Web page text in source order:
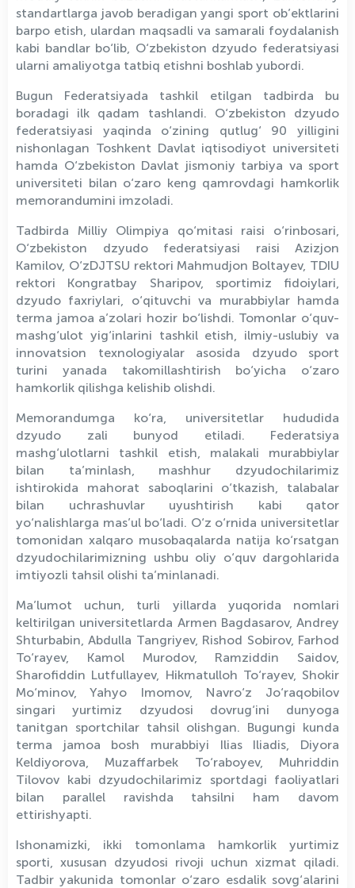
standartlarga javob beradigan yangi sport ob’ektlarini
barpo etish, ulardan maqsadli va samarali foydalanish
kabi bandlar bo‘lib, O‘zbekiston dzyudo federatsiyasi
ularni amaliyotga tatbiq etishni boshlab yubordi.
Bugun Federatsiyada tashkil etilgan tadbirda bu
boradagi ilk qadam tashlandi. O‘zbekiston dzyudo
federatsiyasi yaqinda o‘zining qutlug‘ 90 yilligini
nishonlagan Toshkent Davlat iqtisodiyot universiteti
hamda O‘zbekiston Davlat jismoniy tarbiya va sport
universiteti bilan o‘zaro keng qamrovdagi hamkorlik
memorandumini imzoladi.
Tadbirda Milliy Olimpiya qo‘mitasi raisi o‘rinbosari,
O‘zbekiston dzyudo federatsiyasi raisi Azizjon
Kamilov, O‘zDJTSU rektori Mahmudjon Boltayev, TDIU
rektori Kongratbay Sharipov, sportimiz fidoiylari,
dzyudo faxriylari, o‘qituvchi va murabbiylar hamda
terma jamoa a’zolari hozir bo‘lishdi. Tomonlar o‘quv-
mashg‘ulot yig‘inlarini tashkil etish, ilmiy-uslubiy va
innovatsion texnologiyalar asosida dzyudo sport
turini yanada takomillashtirish bo‘yicha o‘zaro
hamkorlik qilishga kelishib olishdi.
Memorandumga ko‘ra, universitetlar hududida
dzyudo zali bunyod etiladi. Federatsiya
mashg‘ulotlarni tashkil etish, malakali murabbiylar
bilan ta’minlash, mashhur dzyudochilarimiz
ishtirokida mahorat saboqlarini o‘tkazish, talabalar
bilan uchrashuvlar uyushtirish kabi qator
yo‘nalishlarga mas’ul bo‘ladi. O‘z o‘rnida universitetlar
tomonidan xalqaro musobaqalarda natija ko‘rsatgan
dzyudochilarimizning ushbu oliy o‘quv dargohlarida
imtiyozli tahsil olishi ta’minlanadi.
Ma’lumot uchun, turli yillarda yuqorida nomlari
keltirilgan universitetlarda Armen Bagdasarov, Andrey
Shturbabin, Abdulla Tangriyev, Rishod Sobirov, Farhod
To‘rayev, Kamol Murodov, Ramziddin Saidov,
Sharofiddin Lutfullayev, Hikmatulloh To‘rayev, Shokir
Mo‘minov, Yahyo Imomov, Navro‘z Jo‘raqobilov
singari yurtimiz dzyudosi dovrug‘ini dunyoga
tanitgan sportchilar tahsil olishgan. Bugungi kunda
terma jamoa bosh murabbiyi Ilias Iliadis, Diyora
Keldiyorova, Muzaffarbek To‘raboyev, Muhriddin
Tilovov kabi dzyudochilarimiz sportdagi faoliyatlari
bilan parallel ravishda tahsilni ham davom
ettirishyapti.
Ishonamizki, ikki tomonlama hamkorlik yurtimiz
sporti, xususan dzyudosi rivoji uchun xizmat qiladi.
Tadbir yakunida tomonlar o‘zaro esdalik sovg‘alarini